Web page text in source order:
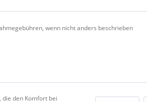
wenn nicht anders beschrieben
den Komfort bei